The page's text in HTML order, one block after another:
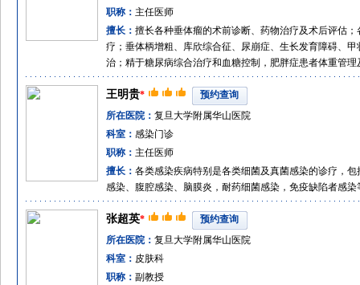
职称： 主任医师
擅长： 擅长各种垂体瘤的术前诊断、药物治疗及术后评估
疗；垂体柄增粗、库欣综合征、尿崩症、生长发育障碍、
治；精于糖尿病综合治疗和血糖控制，肥胖症患者体重管理
王明贵*
预约查询
所在医院： 复旦大学附属华山医院
科室： 感染门诊
职称： 主任医师
擅长： 各类感染疾病特别是各类细菌及真菌感染的诊疗，
感染、腹腔感染、脑膜炎，耐药细菌感染，免疫缺陷者感
张超英*
预约查询
所在医院： 复旦大学附属华山医院
科室： 皮肤科
职称： 副教授